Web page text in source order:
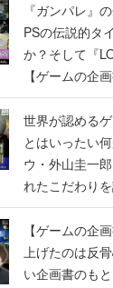
『ガンパレ』
PSの伝説的タ
か？そして『
【ゲームの企画
世界が認める
とはいったい
ウ・外山圭一
れたこだわり
画書】
【ゲームの企
上げたのは反
い企画書のも